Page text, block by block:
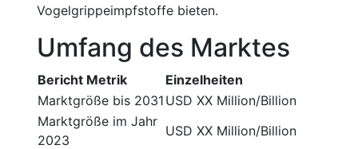
Vogelgrippeimpfstoffe bieten.
Umfang des Marktes
Bericht Metrik
Einzelheiten
Marktgröße bis 2031 USD XX Million/Billion
Marktgröße im Jahr
2023
USD XX Million/Billion